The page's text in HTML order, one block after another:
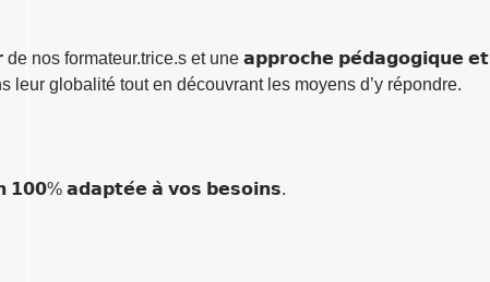
de nos formateur.trice.s et une 𝗮𝗽𝗽𝗿𝗼𝗰𝗵𝗲 𝗽𝗲́𝗱𝗮𝗴𝗼𝗴𝗶𝗾𝘂𝗲 𝗲𝘁
globalité tout en découvrant les moyens d’y répondre.
𝟭𝟬𝟬% 𝗮𝗱𝗮𝗽𝘁𝗲́𝗲 𝗮̀ 𝘃𝗼𝘀 𝗯𝗲𝘀𝗼𝗶𝗻𝘀.